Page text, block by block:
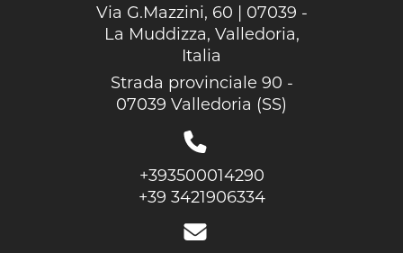
Via G.Mazzini, 60 | 07039 -
La Muddizza, Valledoria,
Italia
Strada provinciale 90 -
07039 Valledoria (SS)
+393500014290
+39 3421906334